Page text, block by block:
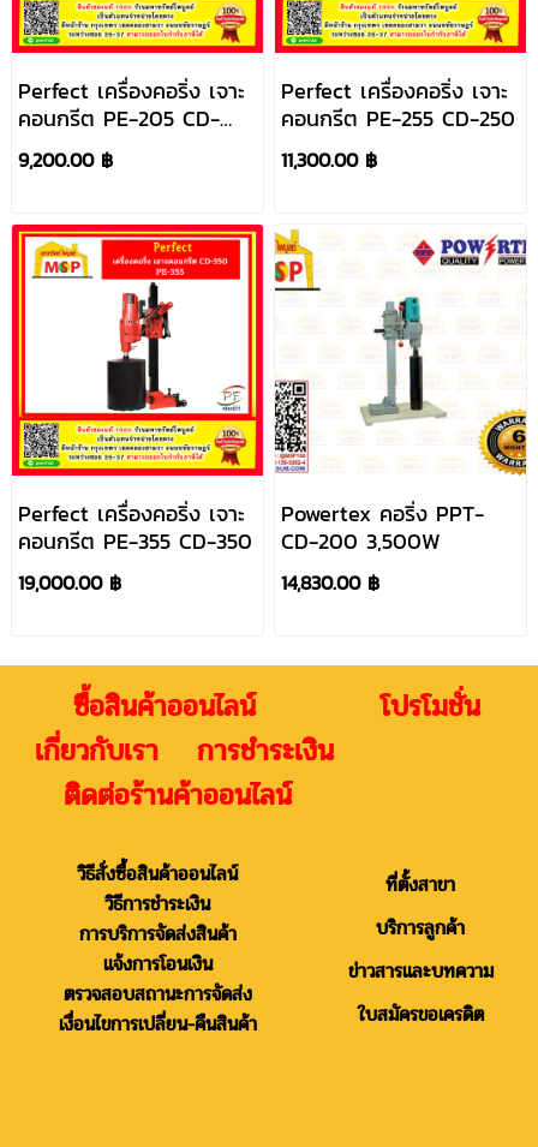
Perfect เครื่องคอริ่ง เจาะ
คอนกรีต PE-205 CD-
200
9,200.00 ฿
Perfect เครื่องคอริ่ง เจาะ
คอนกรีต PE-255 CD-250
11,300.00 ฿
Perfect เครื่องคอริ่ง เจาะ
คอนกรีต PE-355 CD-350
19,000.00 ฿
Powertex คอริ่ง PPT-
CD-200 3,500W
14,830.00 ฿
ซื้อสินค้าออนไลน์ โปรโมชั่น
เกี่ยวกับเรา การชำระเงิน
ติดต่อร้านค้าออนไลน์
วิธีสั่งซื้อสินค้าออนไลน์
วิธีการชำระเงิน
การบริการจัดส่งสินค้า
แจ้งการโอนเงิน
ตรวจสอบสถานะการจัดส่ง
เงื่อนไขการเปลี่ยน-คืนสินค้า
ที่ตั้งสาขา
บริการลูกค้า
ข่าวสารและบทความ
ใบสมัครขอเครดิต